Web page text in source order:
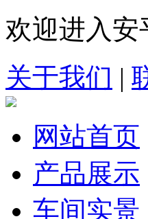
欢迎进入
关于我们 |
网站首页
产品展示
车间实景